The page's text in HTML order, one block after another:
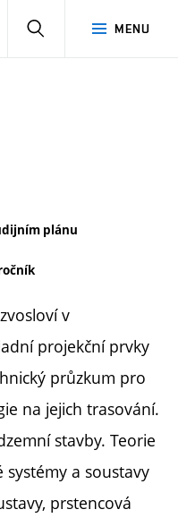
MENU
plánu
v
projekční prvky
průzkum pro
na jejich trasování.
stavby. Teorie
a soustavy
prstencová